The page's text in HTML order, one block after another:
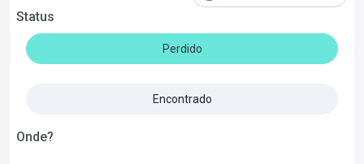
Status
Perdido
Encontrado
Onde?